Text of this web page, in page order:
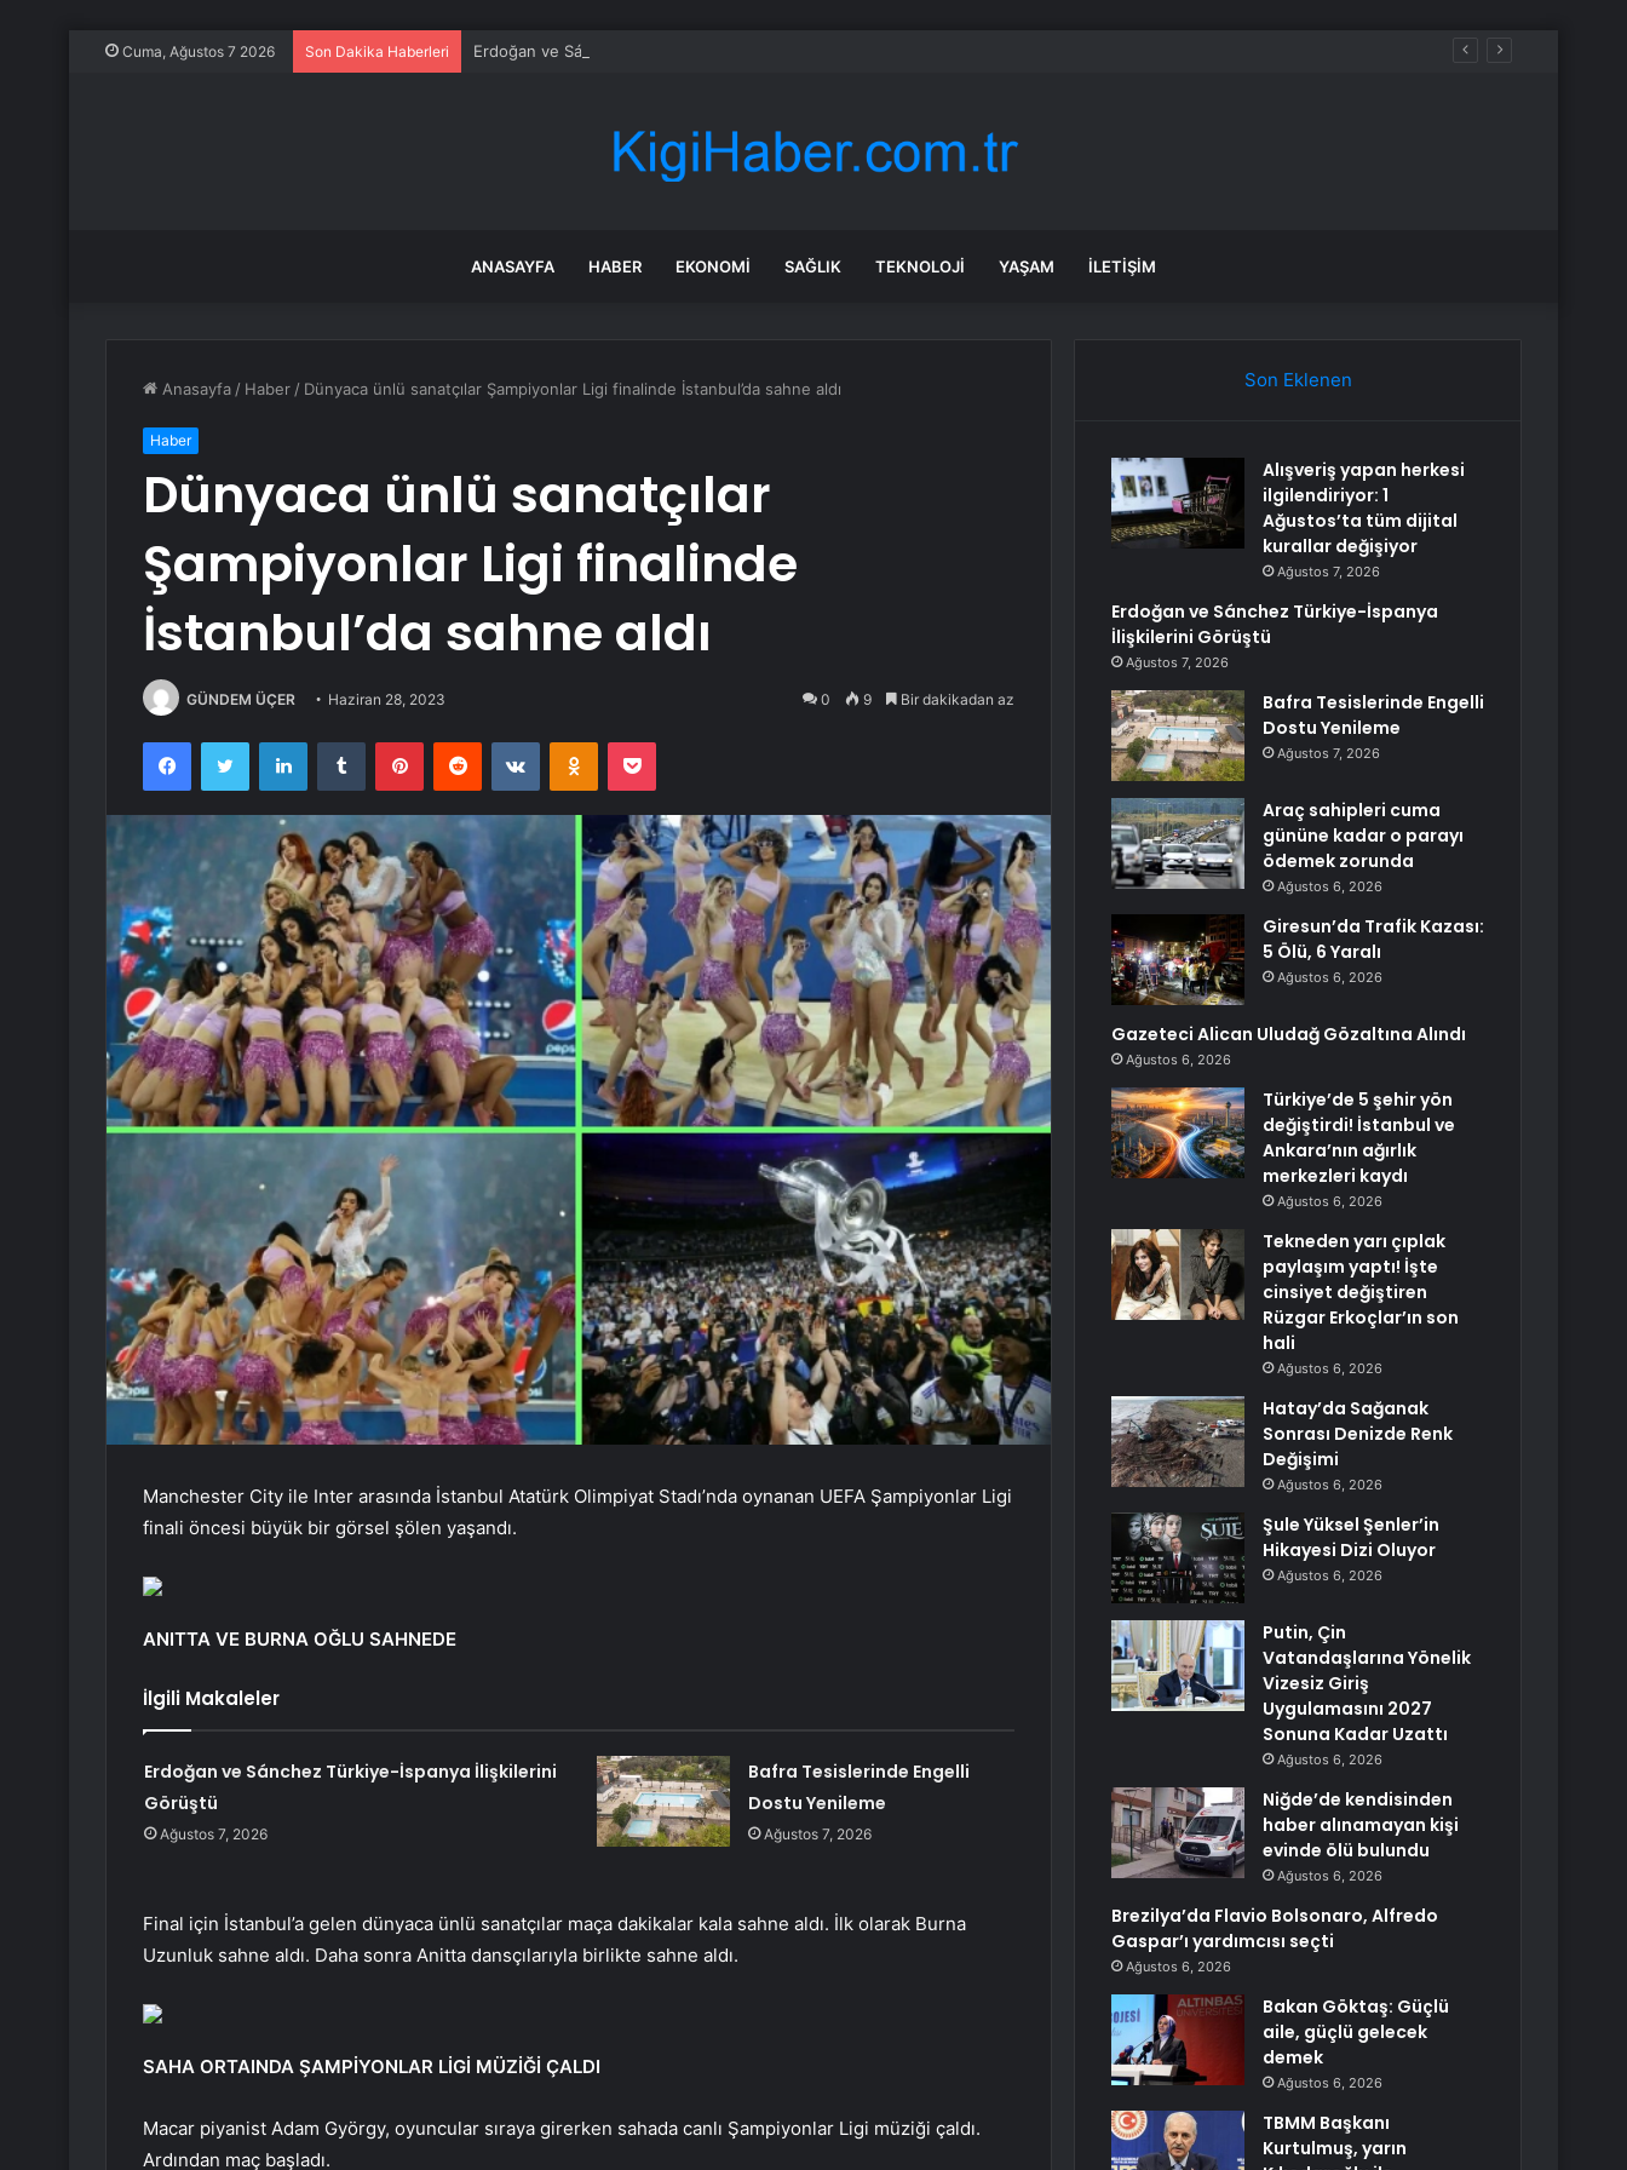
Cuma, Ağustos 7 2026 Son Dakika Haberleri Erdoğan ve Sánchez Türkiye-İspanya İlişkilerini Görüştü
ANASAYFA HABER EKONOMI SAĞLIK TEKNOLOJI YAŞAM İLETIŞIM
Anasayfa / Haber / Dünyaca ünlü sanatçılar Şampiyonlar Ligi finalinde İstanbul’da sahne aldı
Haber
Dünyaca ünlü sanatçılar
Şampiyonlar Ligi finalinde
İstanbul’da sahne aldı
GÜNDEM ÜÇER Haziran 28, 2023 0 9 Bir dakikadan az
FacebookTwitter LinkedInTumblr PinterestReddit VKontakteOdnoklassniki
Pocket
Manchester City ile Inter arasında İstanbul Atatürk Olimpiyat Stadı’nda oynanan UEFA Şampiyonlar Ligi
finali öncesi büyük bir görsel şölen yaşandı.
ANITTA VE BURNA OĞLU SAHNEDE
İlgili Makaleler
Erdoğan ve Sánchez Türkiye-İspanya İlişkilerini
Görüştü
Ağustos 7, 2026
Bafra Tesislerinde Engelli
Dostu Yenileme
Ağustos 7, 2026
Final için İstanbul’a gelen dünyaca ünlü sanatçılar maça dakikalar kala sahne aldı. İlk olarak Burna
Uzunluk sahne aldı. Daha sonra Anitta dansçılarıyla birlikte sahne aldı.
SAHA ORTAINDA ŞAMPİYONLAR LİGİ MÜZİĞİ ÇALDI
Macar piyanist Adam György, oyuncular sıraya girerken sahada canlı Şampiyonlar Ligi müziği çaldı.
Ardından maç başladı.
Son Eklenen
Alışveriş yapan herkesi
ilgilendiriyor: 1
Ağustos’ta tüm dijital
kurallar değişiyor
Ağustos 7, 2026
Erdoğan ve Sánchez Türkiye-İspanya
İlişkilerini Görüştü
Ağustos 7, 2026
Bafra Tesislerinde Engelli
Dostu Yenileme
Ağustos 7, 2026
Araç sahipleri cuma
gününe kadar o parayı
ödemek zorunda
Ağustos 6, 2026
Giresun’da Trafik Kazası:
5 Ölü, 6 Yaralı
Ağustos 6, 2026
Gazeteci Alican Uludağ Gözaltına Alındı
Ağustos 6, 2026
Türkiye’de 5 şehir yön
değiştirdi! İstanbul ve
Ankara’nın ağırlık
merkezleri kaydı
Ağustos 6, 2026
Tekneden yarı çıplak
paylaşım yaptı! İşte
cinsiyet değiştiren
Rüzgar Erkoçlar’ın son
hali
Ağustos 6, 2026
Hatay’da Sağanak
Sonrası Denizde Renk
Değişimi
Ağustos 6, 2026
Şule Yüksel Şenler’in
Hikayesi Dizi Oluyor
Ağustos 6, 2026
Putin, Çin
Vatandaşlarına Yönelik
Vizesiz Giriş
Uygulamasını 2027
Sonuna Kadar Uzattı
Ağustos 6, 2026
Niğde’de kendisinden
haber alınamayan kişi
evinde ölü bulundu
Ağustos 6, 2026
Brezilya’da Flavio Bolsonaro, Alfredo
Gaspar’ı yardımcısı seçti
Ağustos 6, 2026
Bakan Göktaş: Güçlü
aile, güçlü gelecek
demek
Ağustos 6, 2026
TBMM Başkanı
Kurtulmuş, yarın